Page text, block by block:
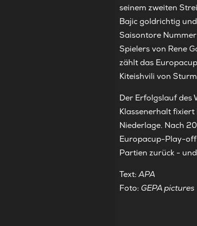
seinem zweiten
Bajic goldrichtig
Saisontore
Spielers von Rene
zählt das
Kiteishvili von
Der Erfolgslauf des
Klassenerhalt
Niederlage. Nach
Europacup-Play-off
Partien zurück -
Text:APA
Foto: GEPA pictures